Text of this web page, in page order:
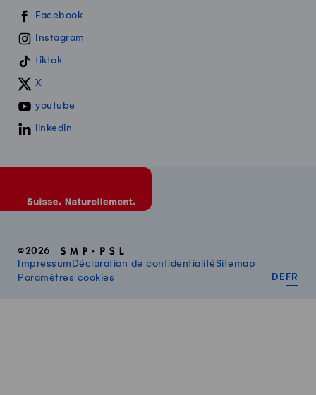
Swissmilk sur les réseaux sociaux
Facebook
Instagram
tiktok
X
youtube
linkedin
©2026
Impressum Déclaration de confidentialitéSitemap
Paramètres cookies
DE FR